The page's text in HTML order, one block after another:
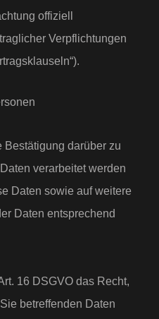
offiziell
Verpflichtungen
Bestätigung darüber zu
verarbeitet werden
Daten sowie auf weitere
Daten entsprechend
16 DSGVO das Recht,
betreffenden Daten